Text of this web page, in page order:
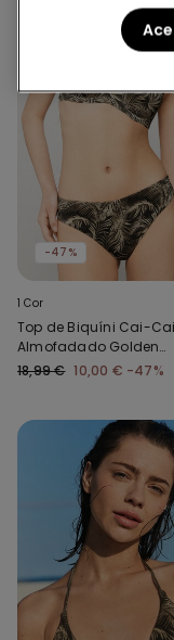
-47%
1 Cor
Top de Biquíni Cai-Cai
Almofadado Golden
Tropics
18,99 € 10,00 € -47%